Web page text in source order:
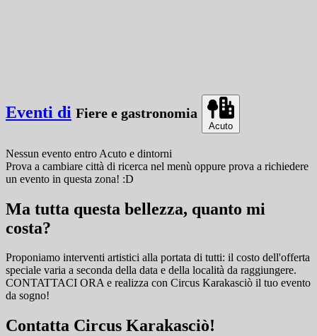
Eventi di Fiere e gastronomia
Acuto
Nessun evento entro Acuto e dintorni
Prova a cambiare città di ricerca nel menù oppure prova a richiedere
un evento in questa zona! :D
Ma tutta questa bellezza, quanto mi
costa?
Proponiamo interventi artistici alla portata di tutti: il costo dell'offerta
speciale varia a seconda della data e della località da raggiungere.
CONTATTACI ORA e realizza con Circus Karakasciò il tuo evento
da sogno!
Contatta Circus Karakasciò!